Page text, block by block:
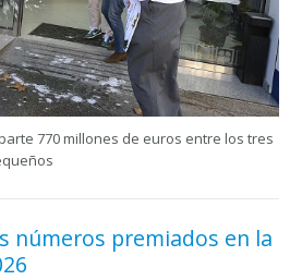
770 millones de euros entre los tres
números premiados en la